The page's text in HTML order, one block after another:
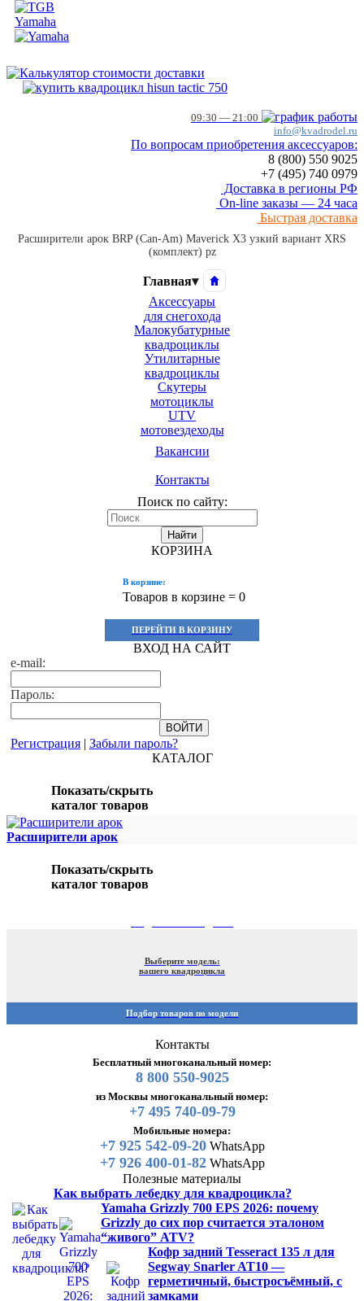
Yamaha
09:30 — 21:00
info@kvadrodel.ru
По вопросам приобретения аксессуаров:
8 (800) 550 9025
+7 (495) 740 0979
Доставка в регионы РФ
On-line заказы — 24 часа
Быстрая доставка
Расширители арок BRP (Can-Am) Maverick X3 узкий вариант XRS
(комплект) pz
Главная▾
Аксессуары
для снегохода
Малокубатурные
квадроциклы
Утилитарные
квадроциклы
Скутеры
мотоциклы
UTV
мотовездеходы
Вакансии
Контакты
Поиск по сайту:
Найти
КОРЗИНА
В корзине:
Товаров в корзине = 0
ПЕРЕЙТИ В КОРЗИНУ
ВХОД НА САЙТ
e-mail:
Пароль:
Регистрация | Забыли пароль?
КАТАЛОГ
Показать/скрыть
каталог товаров
Расширители арок
Показать/скрыть
каталог товаров
Выберите модель:
вашего квадроцикла
Подбор товаров по модели
Контакты
Бесплатный многоканальный номер:
8 800 550-9025
из Москвы многоканальный номер:
+7 495 740-09-79
Мобильные номера:
+7 925 542-09-20WhatsApp
+7 926 400-01-82WhatsApp
Полезные материалы
Как выбрать лебедку для квадроцикла?
Yamaha Grizzly 700 EPS 2026: почему
Grizzly до сих пор считается эталоном
“живого” ATV?
Кофр задний Tesseract 135 л для
Segway Snarler AT10 —
герметичный, быстросъёмный, с
замками